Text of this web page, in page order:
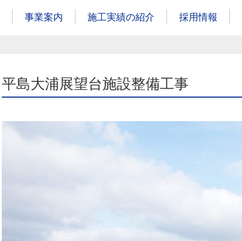
事業案内 施工実績の紹介 採用情報
平島大浦展望台施設整備工事